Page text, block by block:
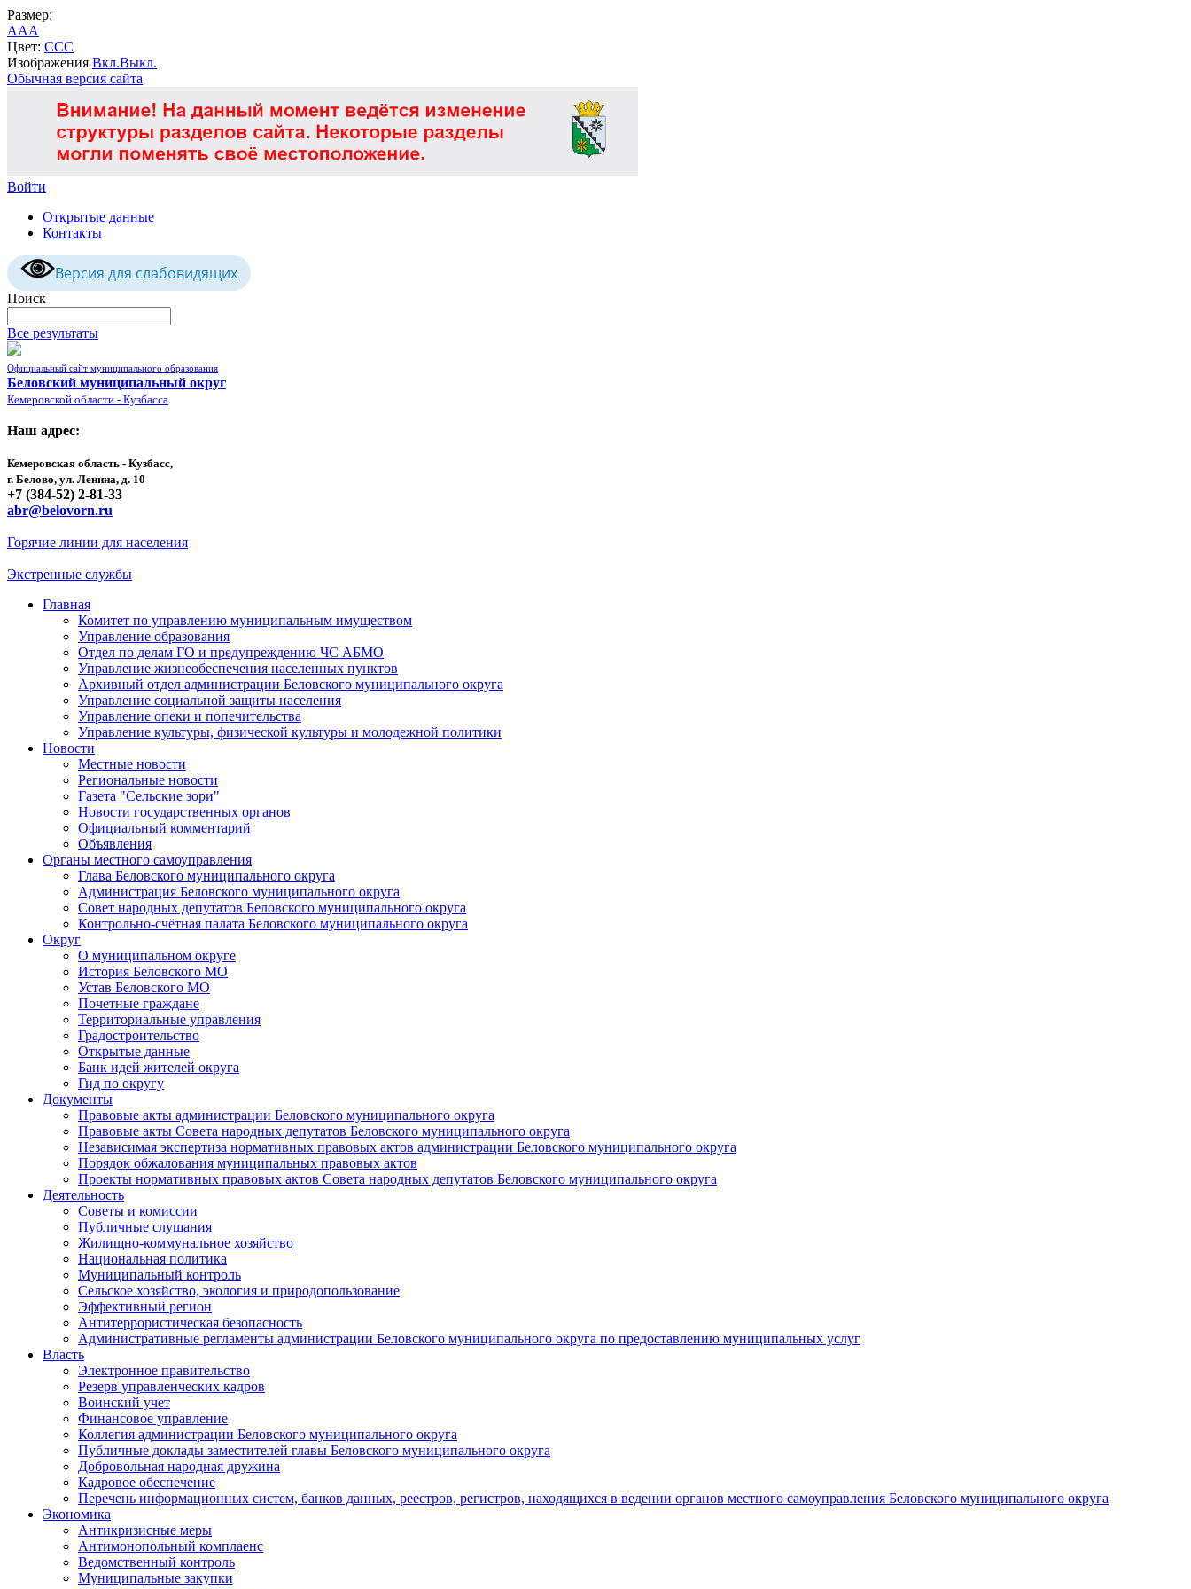
Размер:
AAA
Цвет: CCC
Изображения Вкл.Выкл.
Обычная версия сайта
Войти
Открытые данные
Контакты
Версия для слабовидящих
Поиск
Все результаты
Официальный сайт муниципального образования
Беловский муниципальный округ
Кемеровской области - Кузбасса
Наш адрес:
Кемеровская область - Кузбасс,
г. Белово, ул. Ленина, д. 10
+7 (384-52) 2-81-33
abr@belovorn.ru
Горячие линии для населения
Экстренные службы
Главная
Комитет по управлению муниципальным имуществом
Управление образования
Отдел по делам ГО и предупреждению ЧС АБМО
Управление жизнеобеспечения населенных пунктов
Архивный отдел администрации Беловского муниципального округа
Управление социальной защиты населения
Управление опеки и попечительства
Управление культуры, физической культуры и молодежной политики
Новости
Местные новости
Региональные новости
Газета "Сельские зори"
Новости государственных органов
Официальный комментарий
Объявления
Органы местного самоуправления
Глава Беловского муниципального округа
Администрация Беловского муниципального округа
Совет народных депутатов Беловского муниципального округа
Контрольно-счётная палата Беловского муниципального округа
Округ
О муниципальном округе
История Беловского МО
Устав Беловского МО
Почетные граждане
Территориальные управления
Градостроительство
Открытые данные
Банк идей жителей округа
Гид по округу
Документы
Правовые акты администрации Беловского муниципального округа
Правовые акты Совета народных депутатов Беловского муниципального округа
Независимая экспертиза нормативных правовых актов администрации Беловского муниципального округа
Порядок обжалования муниципальных правовых актов
Проекты нормативных правовых актов Совета народных депутатов Беловского муниципального округа
Деятельность
Советы и комиссии
Публичные слушания
Жилищно-коммунальное хозяйство
Национальная политика
Муниципальный контроль
Сельское хозяйство, экология и природопользование
Эффективный регион
Антитеррористическая безопасность
Административные регламенты администрации Беловского муниципального округа по предоставлению муниципальных услуг
Власть
Электронное правительство
Резерв управленческих кадров
Воинский учет
Финансовое управление
Коллегия администрации Беловского муниципального округа
Публичные доклады заместителей главы Беловского муниципального округа
Добровольная народная дружина
Кадровое обеспечение
Перечень информационных систем, банков данных, реестров, регистров, находящихся в ведении органов местного самоуправления Беловского муниципального округа
Экономика
Антикризисные меры
Антимонопольный комплаенс
Ведомственный контроль
Муниципальные закупки